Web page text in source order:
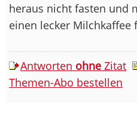
heraus nicht fasten und
einen lecker Milchkaffee
Antworten ohne Zitat
Themen-Abo bestellen